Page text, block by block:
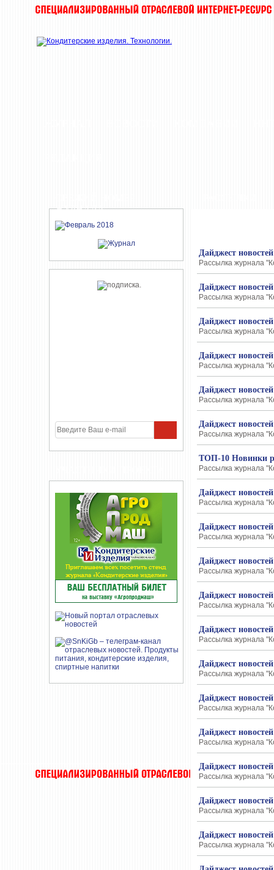
ЖУРНАЛА
Дайджест
Рассылка журнала
Дайджест
Рассылка журнала
Дайджест
Рассылка журнала
Дайджест
Рассылка журнала
Дайджест
Рассылка журнала
Дайджест
Рассылка журнала
ТОП-10 Новинки
Рассылка журнала
Дайджест
Рассылка журнала
Дайджест
Рассылка журнала
Дайджест
Рассылка журнала
Дайджест
Рассылка журнала
Дайджест
Рассылка журнала
Дайджест
Рассылка журнала
Дайджест
Рассылка журнала
Дайджест
Рассылка журнала
Дайджест
Рассылка журнала
Дайджест
Рассылка журнала
Дайджест
Рассылка журнала